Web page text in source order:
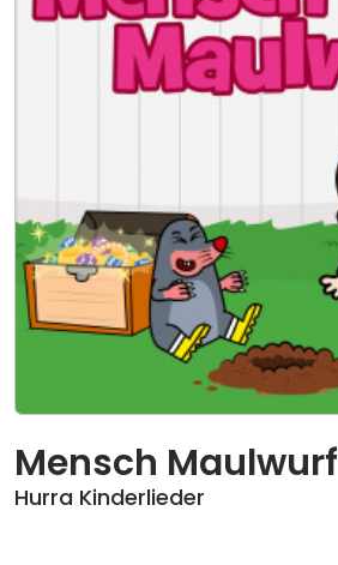
Mensch Maulwurf
Hurra Kinderlieder